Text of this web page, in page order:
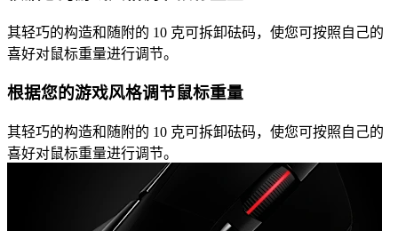
其轻巧的构造和随附的 10 克可拆卸砝码，使您可按照自己的
喜好对鼠标重量进行调节。
根据您的游戏风格调节鼠标重量
其轻巧的构造和随附的 10 克可拆卸砝码，使您可按照自己的
喜好对鼠标重量进行调节。